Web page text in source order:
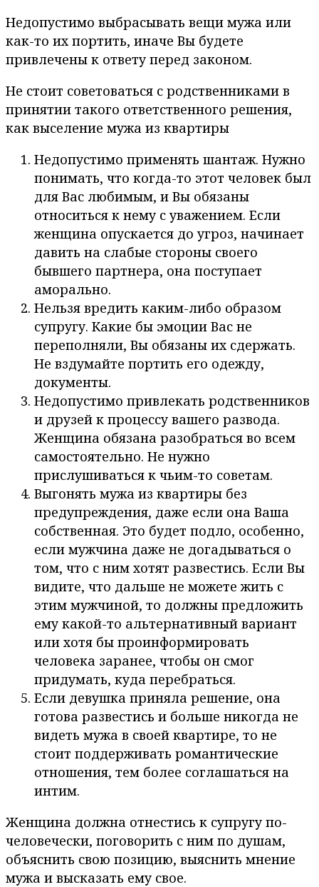
Недопустимо выбрасывать вещи мужа или
как-то их портить, иначе Вы будете
привлечены к ответу перед законом.
Не стоит советоваться с родственниками в
принятии такого ответственного решения,
как выселение мужа из квартиры
Недопустимо применять шантаж. Нужно
понимать, что когда-то этот человек был
для Вас любимым, и Вы обязаны
относиться к нему с уважением. Если
женщина опускается до угроз, начинает
давить на слабые стороны своего
бывшего партнера, она поступает
аморально.
Нельзя вредить каким-либо образом
супругу. Какие бы эмоции Вас не
переполняли, Вы обязаны их сдержать.
Не вздумайте портить его одежду,
документы.
Недопустимо привлекать родственников
и друзей к процессу вашего развода.
Женщина обязана разобраться во всем
самостоятельно. Не нужно
прислушиваться к чьим-то советам.
Выгонять мужа из квартиры без
предупреждения, даже если она Ваша
собственная. Это будет подло, особенно,
если мужчина даже не догадываться о
том, что с ним хотят развестись. Если Вы
видите, что дальше не можете жить с
этим мужчиной, то должны предложить
ему какой-то альтернативный вариант
или хотя бы проинформировать
человека заранее, чтобы он смог
придумать, куда перебраться.
Если девушка приняла решение, она
готова развестись и больше никогда не
видеть мужа в своей квартире, то не
стоит поддерживать романтические
отношения, тем более соглашаться на
интим.
Женщина должна отнестись к супругу по-
человечески, поговорить с ним по душам,
объяснить свою позицию, выяснить мнение
мужа и высказать ему свое.